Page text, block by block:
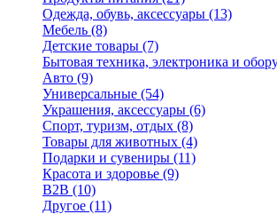
Одежда, обувь, аксессуары (13)
Мебель (8)
Детские товары (7)
Бытовая техника, электроника и
Авто (9)
Универсальные (54)
Украшения, аксессуары (6)
Спорт, туризм, отдых (8)
Товары для животных (4)
Подарки и сувениры (11)
Красота и здоровье (9)
B2B (10)
Другое (11)